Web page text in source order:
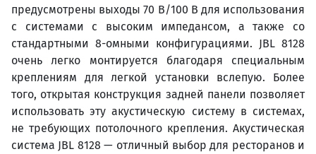
предусмотрены выходы 70 В/100 В для использования
с системами с высоким импедансом, а также со
стандартными 8-омными конфигурациями. JBL 8128
очень легко монтируется благодаря специальным
креплениям для легкой установки вслепую. Более
того, открытая конструкция задней панели позволяет
использовать эту акустическую систему в системах,
не требующих потолочного крепления. Акустическая
система JBL 8128 — отличный выбор для ресторанов и